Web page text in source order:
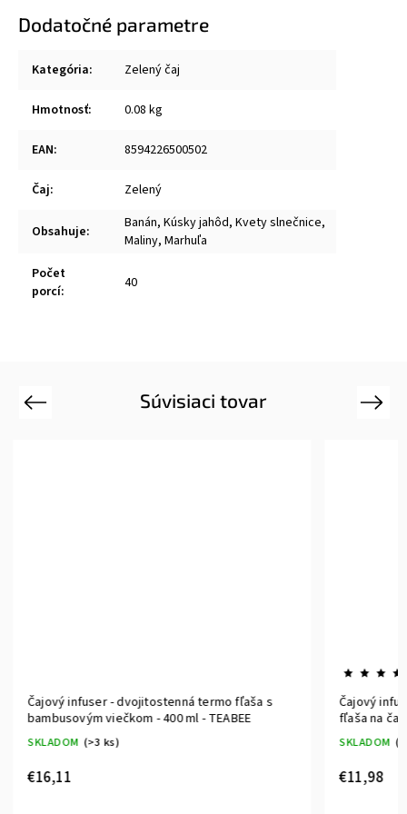
Dodatočné parametre
Kategória: Zelený čaj
Hmotnosť: 0.08 kg
EAN: 8594226500502
Čaj: Zelený
Obsahuje:
Banán, Kúsky jahôd, Kvety slnečnice,
Maliny, Marhuľa
Počet
porcí: 40
Súvisiaci tovar
Previous
Čajový infuser - dvojitostenná termo fľaša s
bambusovým viečkom - 400 ml - TEABEE
SKLADOM (>3 ks)
€16,11
Čajový
fľaša na
SKLADOM
€11,98
Next